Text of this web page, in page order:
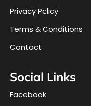
Privacy Policy
Terms & Conditions
Contact
Social Links
Facebook